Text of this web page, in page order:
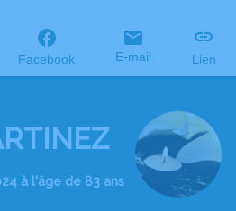
Facebook E-mail Lien
à l'âge de 83 ans